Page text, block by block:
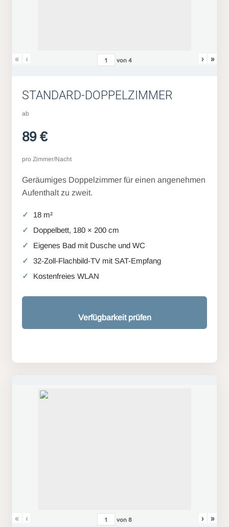
« ‹ von4 › »
STANDARD-DOPPELZIMMER
ab
89 €
pro Zimmer/Nacht
Geräumiges Doppelzimmer für einen angenehmen
Aufenthalt zu zweit.
18 m²
Doppelbett, 180 × 200 cm
Eigenes Bad mit Dusche und WC
32-Zoll-Flachbild-TV mit SAT-Empfang
Kostenfreies WLAN
Verfügbarkeit prüfen
« ‹ von8 › »